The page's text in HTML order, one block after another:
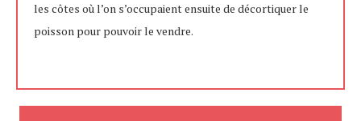
les côtes où l’on s’occupaient ensuite de décortiquer le
poisson pour pouvoir le vendre.